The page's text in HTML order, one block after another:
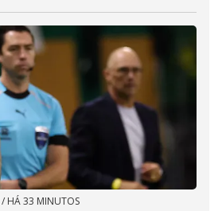
/ HÁ 33 MINUTOS